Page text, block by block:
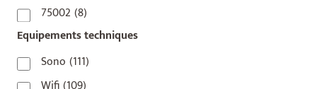
75002 (8)
75003(1)
75004(2)
Equipements techniques
Sono (111)